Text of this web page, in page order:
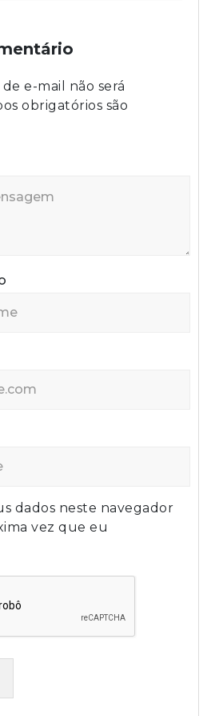
e-mail não será
obrigatórios são
dados neste navegador
vez que eu